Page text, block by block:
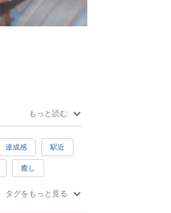
ク＆
もっと読む
達成感 駅近
癒し
タグをもっと見る